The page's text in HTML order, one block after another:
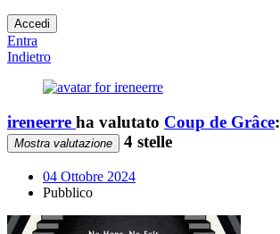
Accedi
Entra
Indietro
ireneerre ha valutato Coup de Grâce:
Mostra valutazione 4 stelle
04 Ottobre 2024
Pubblico